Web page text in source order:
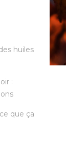
huiles
:
que ça